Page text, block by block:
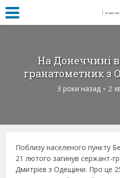
На Донеччині
гранатометник з
3 роки назад 2
Поблизу населеного пункту
21 лютого загинув сержант-
Дмитрієв з Одещини. Про це